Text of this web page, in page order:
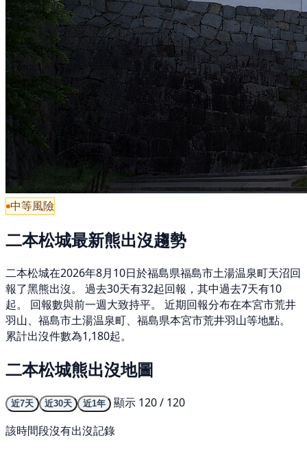
中等風險
二本松城最新熊出沒趨勢
二本松城在2026年8月10日於福島県福島市土湯温泉町天沼回
報了黑熊出沒。 過去30天有32起回報，其中過去7天有10
起。 回報數與前一週大致持平。 近期回報分布在本宮市荒井
羽山、福島市土湯温泉町、福島県本宮市荒井羽山等地點。
累計出沒件數為1,180起。
二本松城熊出沒地圖
近7天 近30天 近1年
顯示 120 / 120
該時間段沒有出沒記錄